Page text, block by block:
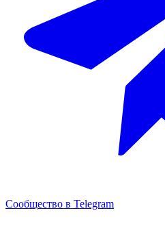
Сообщество в Telegram